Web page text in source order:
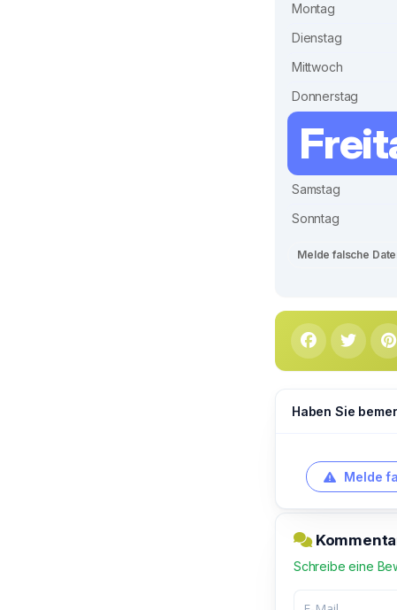
Montag
Dienstag
Mittwoch
Donnerstag
Samstag
Sonntag
Melde falsche
Haben Sie
Melde
Schreibe eine